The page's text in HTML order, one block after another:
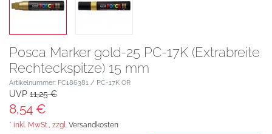
Posca Marker gold-25 PC-17K (Extrabreite
Rechteckspitze) 15 mm
Artikelnummer: FC186381 / PC-17K OR
UVP 11,25 €
8,54 €
* inkl. MwSt., zzgl. Versandkosten